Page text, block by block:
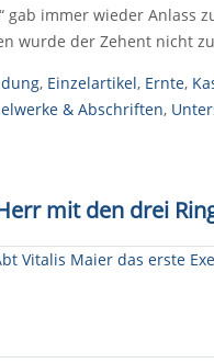
gab immer wieder Anlass
wurde der Zehent nicht
, Einzelartikel, Ernte,
& Abschriften,
mit den drei